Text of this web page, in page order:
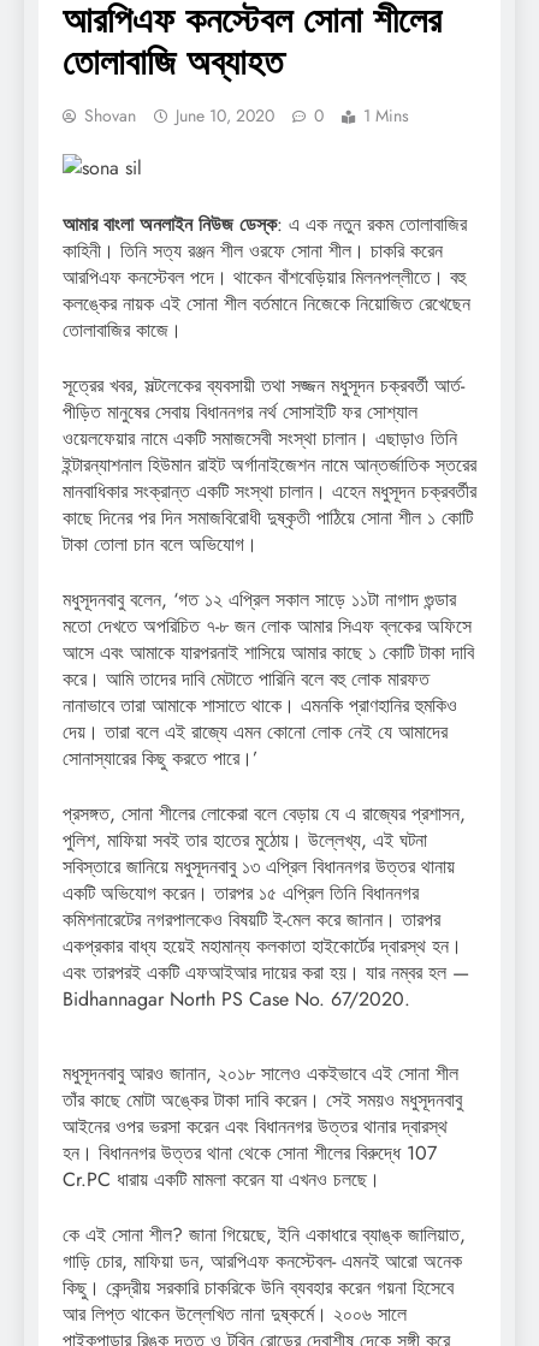
আরপিএফ কনস্টেবল সোনা শীলের
তোলাবাজি অব্যাহত
Shovan June 10, 2020 0 1 Mins
আমার বাংলা অনলাইন নিউজ ডেস্ক: এ এক নতুন রকম তোলাবাজির
কাহিনী। তিনি সত্য রঞ্জন শীল ওরফে সোনা শীল। চাকরি করেন
আরপিএফ কনস্টেবল পদে। থাকেন বাঁশবেড়িয়ার মিলনপল্লীতে। বহু
কলঙ্কের নায়ক এই সোনা শীল বর্তমানে নিজেকে নিয়োজিত রেখেছেন
তোলাবাজির কাজে।
সূত্রের খবর, সল্টলেকের ব্যবসায়ী তথা সজ্জন মধুসূদন চক্রবর্তী আর্ত-
পীড়িত মানুষের সেবায় বিধাননগর নর্থ সোসাইটি ফর সোশ্যাল
ওয়েলফেয়ার নামে একটি সমাজসেবী সংস্থা চালান। এছাড়াও তিনি
ইন্টারন্যাশনাল হিউমান রাইট অর্গানাইজেশন নামে আন্তর্জাতিক স্তরের
মানবাধিকার সংক্রান্ত একটি সংস্থা চালান। এহেন মধুসূদন চক্রবর্তীর
কাছে দিনের পর দিন সমাজবিরোধী দুষ্কৃতী পাঠিয়ে সোনা শীল ১ কোটি
টাকা তোলা চান বলে অভিযোগ।
মধুসূদনবাবু বলেন, ‘গত ১২ এপ্রিল সকাল সাড়ে ১১টা নাগাদ গুন্ডার
মতো দেখতে অপরিচিত ৭-৮ জন লোক আমার সিএফ ব্লকের অফিসে
আসে এবং আমাকে যারপরনাই শাসিয়ে আমার কাছে ১ কোটি টাকা দাবি
করে। আমি তাদের দাবি মেটাতে পারিনি বলে বহু লোক মারফত
নানাভাবে তারা আমাকে শাসাতে থাকে। এমনকি প্রাণহানির হুমকিও
দেয়। তারা বলে এই রাজ্যে এমন কোনো লোক নেই যে আমাদের
সোনাস্যারের কিছু করতে পারে।’
প্রসঙ্গত, সোনা শীলের লোকেরা বলে বেড়ায় যে এ রাজ্যের প্রশাসন,
পুলিশ, মাফিয়া সবই তার হাতের মুঠোয়। উল্লেখ্য, এই ঘটনা
সবিস্তারে জানিয়ে মধুসূদনবাবু ১৩ এপ্রিল বিধাননগর উত্তর থানায়
একটি অভিযোগ করেন। তারপর ১৫ এপ্রিল তিনি বিধাননগর
কমিশনারেটের নগরপালকেও বিষয়টি ই-মেল করে জানান। তারপর
একপ্রকার বাধ্য হয়েই মহামান্য কলকাতা হাইকোর্টের দ্বারস্থ হন।
এবং তারপরই একটি এফআইআর দায়ের করা হয়। যার নম্বর হল —
Bidhannagar North PS Case No. 67/2020.
মধুসূদনবাবু আরও জানান, ২০১৮ সালেও একইভাবে এই সোনা শীল
তাঁর কাছে মোটা অঙ্কের টাকা দাবি করেন। সেই সময়ও মধুসূদনবাবু
আইনের ওপর ভরসা করেন এবং বিধাননগর উত্তর থানার দ্বারস্থ
হন। বিধাননগর উত্তর থানা থেকে সোনা শীলের বিরুদ্ধে 107
Cr.PC ধারায় একটি মামলা করেন যা এখনও চলছে।
কে এই সোনা শীল? জানা গিয়েছে, ইনি একাধারে ব্যাঙ্ক জালিয়াত,
গাড়ি চোর, মাফিয়া ডন, আরপিএফ কনস্টেবল- এমনই আরো অনেক
কিছু। কেন্দ্রীয় সরকারি চাকরিকে উনি ব্যবহার করেন গয়না হিসেবে
আর লিপ্ত থাকেন উল্লেখিত নানা দুষ্কর্মে। ২০০৬ সালে
পাইকপাড়ার রিঙ্কু দত্ত ও টবিন রোডের দেবাশীষ দেকে সঙ্গী করে